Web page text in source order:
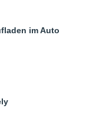
im Auto